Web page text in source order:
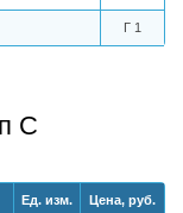
Г 1
C
Ед. изм. Цена, руб.